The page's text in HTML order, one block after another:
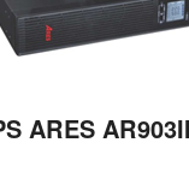
ARES